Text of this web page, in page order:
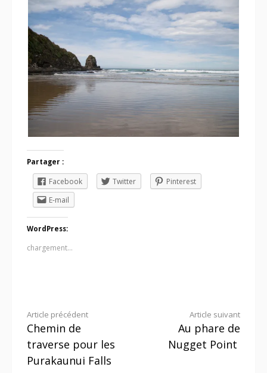
Partager :
Facebook Twitter
Pinterest
E-mail
WordPress:
chargement…
Lire
la
suite
Article précédent
Chemin de
traverse pour les
Purakaunui Falls
Article suivant
Au phare de
Nugget Point